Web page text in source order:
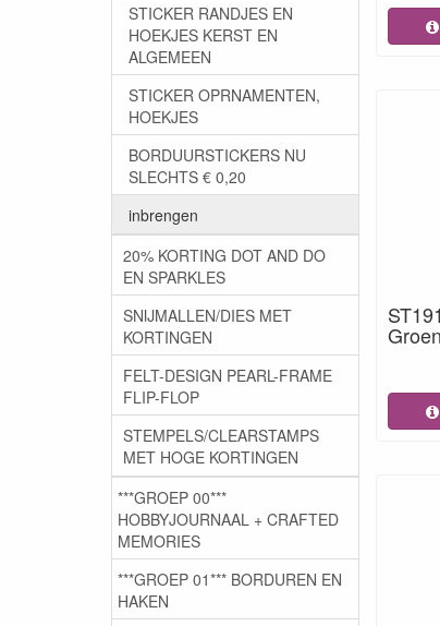
Groen
STICKER RANDJES EN
HOEKJES KERST EN
ALGEMEEN
STICKER OPRNAMENTEN,
HOEKJES
BORDUURSTICKERS NU
SLECHTS € 0,20
inbrengen
20% KORTING DOT AND DO
EN SPARKLES
SNIJMALLEN/DIES MET
KORTINGEN
FELT-DESIGN PEARL-FRAME
FLIP-FLOP
STEMPELS/CLEARSTAMPS
MET HOGE KORTINGEN
***GROEP 00***
HOBBYJOURNAAL + CRAFTED
MEMORIES
***GROEP 01*** BORDUREN EN
HAKEN